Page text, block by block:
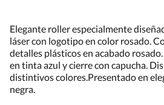
Elegante roller especialmente
láser con logotipo en color rosado.
detalles plásticos en acabado
en tinta azul y cierre con capucha.
distintivos colores.Presentado en
negra.